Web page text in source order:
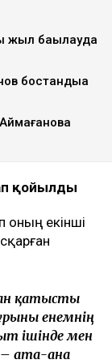
жыл бақылауда
бостандыққа
қойылды
оның екінші
қатысты
енемнің
ішінде мен
– ата-ана